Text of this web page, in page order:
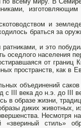
и
браться за
и это
оседлого населения
от
пространств, как в
объединений
с III века до н.э. до III
в образе жизни,
диких животных,
Несмотря
стиль»